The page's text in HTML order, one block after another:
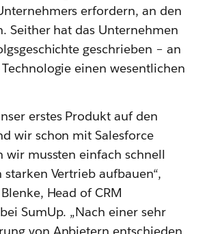
erfordern, an den
Seither hat das Unternehmen
geschrieben – an
einen wesentlichen
erstes Produkt auf den
wir schon mit Salesforce
wir mussten einfach schnell
Vertrieb aufbauen“,
Head of CRM
SumUp. „Nach einer sehr